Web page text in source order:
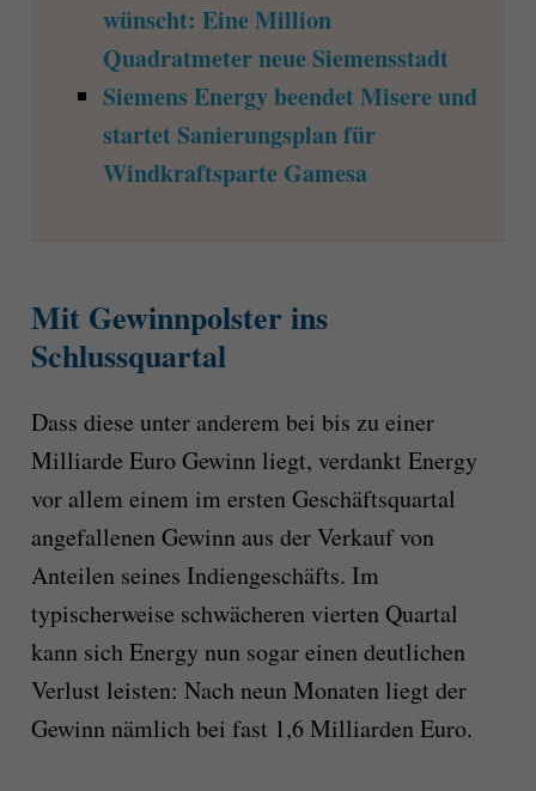
wünscht: Eine Million
Quadratmeter neue Siemensstadt
Siemens Energy beendet Misere und
startet Sanierungsplan für
Windkraftsparte Gamesa
Mit Gewinnpolster ins
Schlussquartal
Dass diese unter anderem bei bis zu einer
Milliarde Euro Gewinn liegt, verdankt Energy
vor allem einem im ersten Geschäftsquartal
angefallenen Gewinn aus der Verkauf von
Anteilen seines Indiengeschäfts. Im
typischerweise schwächeren vierten Quartal
kann sich Energy nun sogar einen deutlichen
Verlust leisten: Nach neun Monaten liegt der
Gewinn nämlich bei fast 1,6 Milliarden Euro.